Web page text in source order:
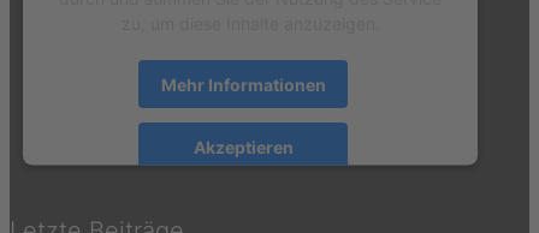
Mehr Informationen
Akzeptieren